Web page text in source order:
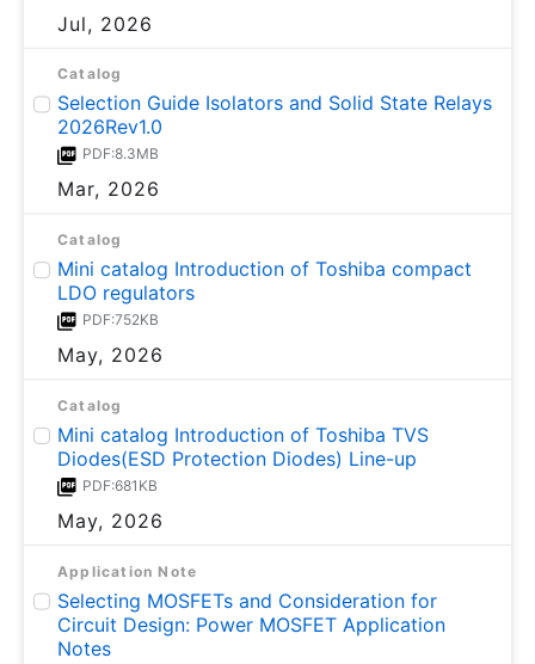
Jul, 2026
Catalog
Selection Guide Isolators and Solid State Relays
2026Rev1.0
PDF:8.3MB
Mar, 2026
Catalog
Mini catalog Introduction of Toshiba compact
LDO regulators
PDF:752KB
May, 2026
Catalog
Mini catalog Introduction of Toshiba TVS
Diodes(ESD Protection Diodes) Line-up
PDF:681KB
May, 2026
Application Note
Selecting MOSFETs and Consideration for
Circuit Design: Power MOSFET Application
Notes